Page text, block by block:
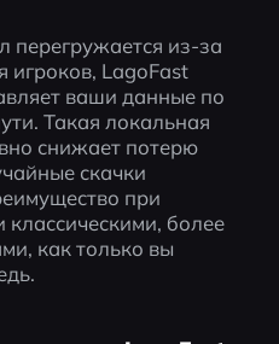
перегружается из-за
игроков, LagoFast
ваши данные по
Такая локальная
снижает потерю
скачки
при
более
как только вы